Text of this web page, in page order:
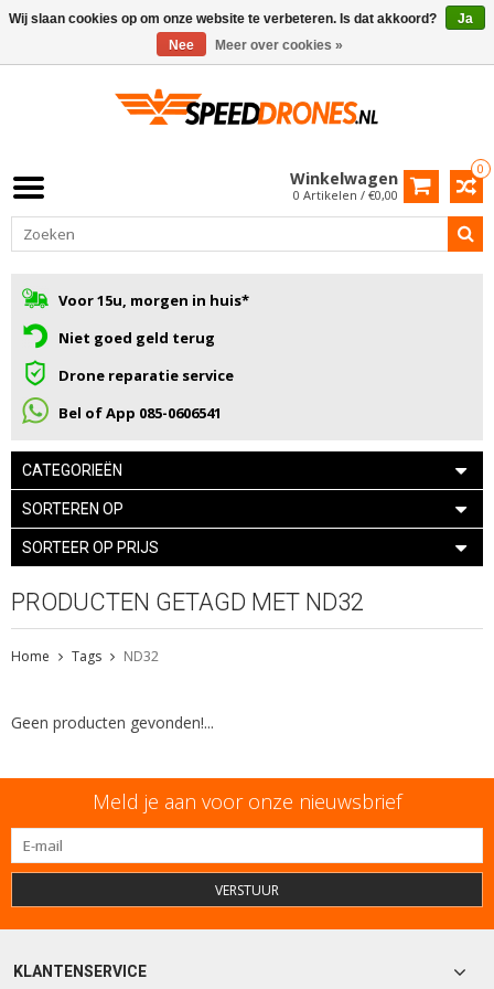
0
Winkelwagen
0 Artikelen / €0,00
Voor 15u, morgen in huis*
Niet goed geld terug
Drone reparatie service
Bel of App 085-0606541
CATEGORIEËN
SORTEREN OP
SORTEER OP PRIJS
PRODUCTEN GETAGD MET ND32
Home Tags ND32
Geen producten gevonden!...
Meld je aan voor onze nieuwsbrief
VERSTUUR
KLANTENSERVICE
Wij slaan cookies op om onze website te verbeteren. Is dat akkoord?
Ja
Nee
Meer over cookies »